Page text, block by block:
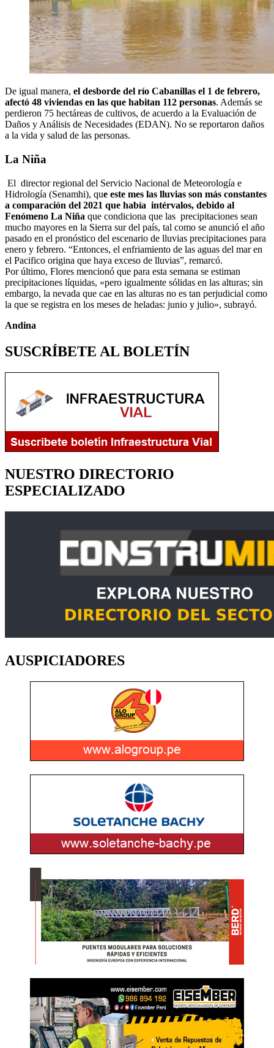
De igual manera, el desborde del río Cabanillas el 1 de febrero,
afectó 48 viviendas en las que habitan 112 personas. Además se
perdieron 75 hectáreas de cultivos, de acuerdo a la Evaluación de
Daños y Análisis de Necesidades (EDAN). No se reportaron daños
a la vida y salud de las personas.
La Niña
El director regional del Servicio Nacional de Meteorología e
Hidrología (Senamhi), que este mes las lluvias son más constantes
a comparación del 2021 que había intérvalos, debido al
Fenómeno La Niña que condiciona que las precipitaciones sean
mucho mayores en la Sierra sur del país, tal como se anunció el año
pasado en el pronóstico del escenario de lluvias precipitaciones para
enero y febrero. “Entonces, el enfriamiento de las aguas del mar en
el Pacifico origina que haya exceso de lluvias”, remarcó.
Por último, Flores mencionó que para esta semana se estiman
precipitaciones líquidas, «pero igualmente sólidas en las alturas; sin
embargo, la nevada que cae en las alturas no es tan perjudicial como
la que se registra en los meses de heladas: junio y julio», subrayó.
Andina
SUSCRÍBETE AL BOLETÍN
NUESTRO DIRECTORIO
ESPECIALIZADO
AUSPICIADORES